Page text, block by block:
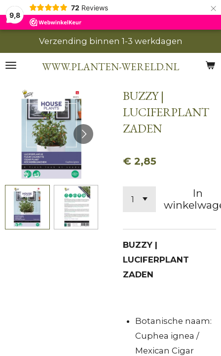
9,8
72 Reviews ×
WWW.PLANTEN-WERELD.NL
Verzending binnen 1-3 werkdagen
BUZZY |
LUCIFERPLANT
ZADEN
€ 2,85
In
BUZZY |
LUCIFERPLANT
ZADEN
Botanische naam:
Cuphea ignea /
Mexican Cigar